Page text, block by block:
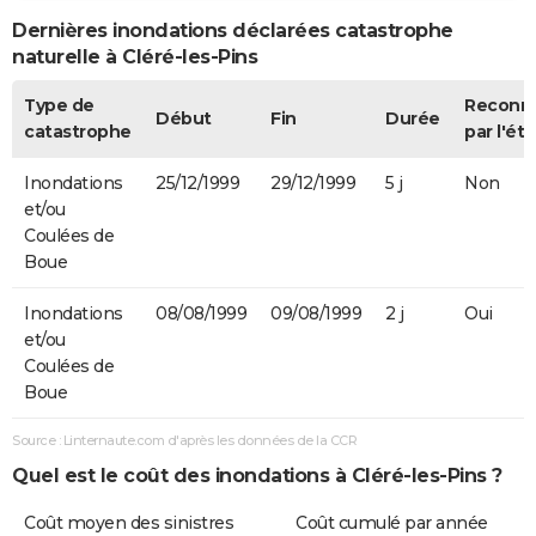
Dernières inondations déclarées catastrophe
naturelle à Cléré-les-Pins
Type de
catastrophe
Début Fin Durée
par
Inondations
et/ou
Coulées de
Boue
25/12/1999 29/12/1999 5 j Non
Inondations
et/ou
Coulées de
Boue
08/08/1999 09/08/1999 2 j Oui
Source : Linternaute.com d'après les données de la CCR
Quel est le coût des inondations à Cléré-les-Pins ?
Coût moyen des sinistres
Coût cumulé par année